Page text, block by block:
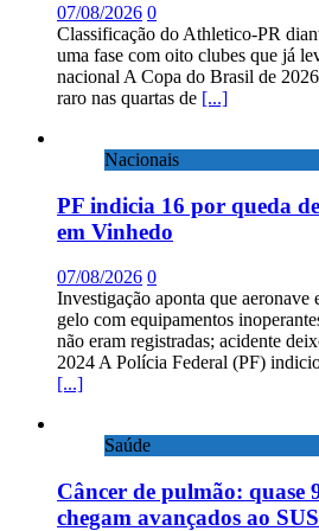
07/08/2026 0
Classificação do Athletico-PR
uma fase com oito clubes que já
nacional A Copa do Brasil de
raro nas quartas de [...]
Nacionais
PF indicia 16 por queda
em Vinhedo
07/08/2026 0
Investigação aponta que aeronave
gelo com equipamentos
não eram registradas; acidente
2024 A Polícia Federal (PF)
[...]
Saúde
Câncer de pulmão: quase
chegam avançados ao SUS